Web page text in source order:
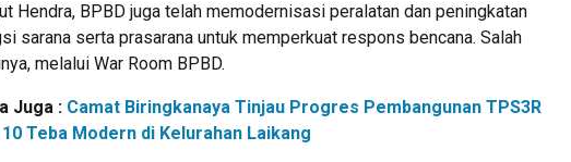
Hendra, BPBD juga telah memodernisasi peralatan dan peningkatan
sarana serta prasarana untuk memperkuat respons bencana. Salah
melalui War Room BPBD.
Juga : Camat Biringkanaya Tinjau Progres Pembangunan TPS3R
10 Teba Modern di Kelurahan Laikang